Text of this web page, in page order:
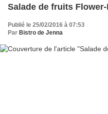
Salade de fruits
Publié le 25/02/2016 à 07:53
Par Bistro de Jenna